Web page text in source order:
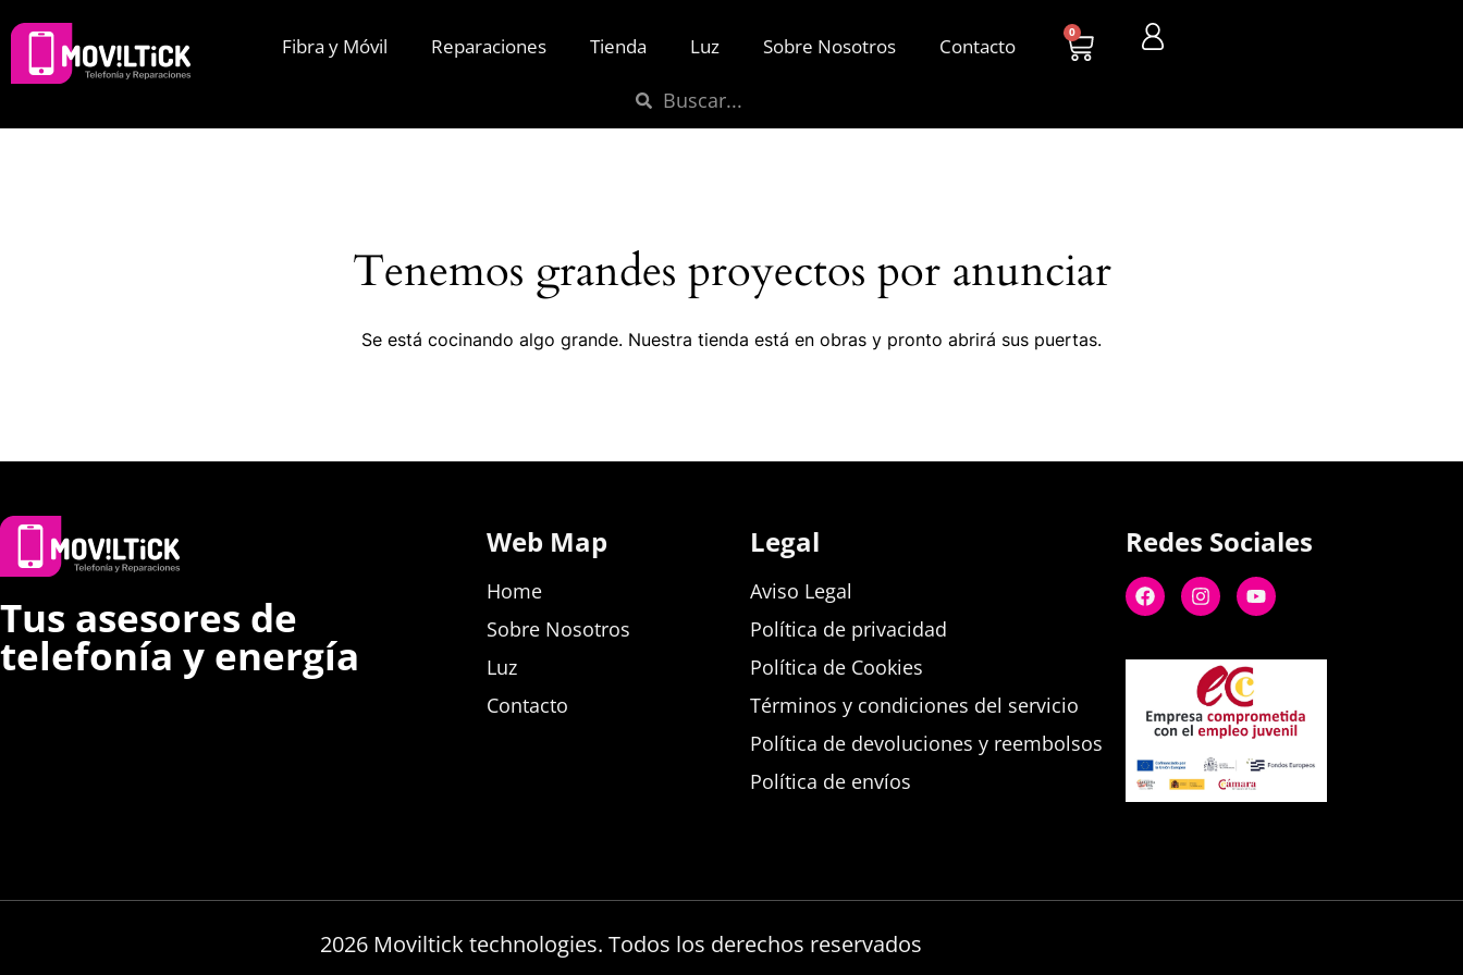
Fibra y Móvil Reparaciones Tienda Luz Sobre Nosotros Contacto
0
Tenemos grandes proyectos por anunciar
Se está cocinando algo grande. Nuestra tienda está en obras y pronto abrirá sus puertas.
Tus asesores de
telefonía y energía
Web Map
Home
Sobre Nosotros
Luz
Contacto
Legal
Aviso Legal
Política de privacidad
Política de Cookies
Términos y condiciones del servicio
Política de devoluciones y reembolsos
Política de envíos
Redes Sociales
2026 Moviltick technologies. Todos los derechos reservados